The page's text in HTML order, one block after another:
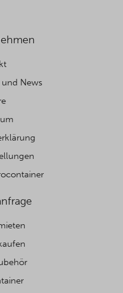
und News